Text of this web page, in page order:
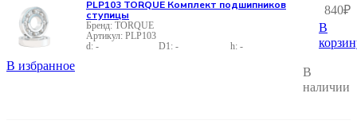
В избранное
PLP103
-
- -
TORQUE
PLP103 TORQUE Комплект подшипников
ступицы
840₽
В
В
наличии